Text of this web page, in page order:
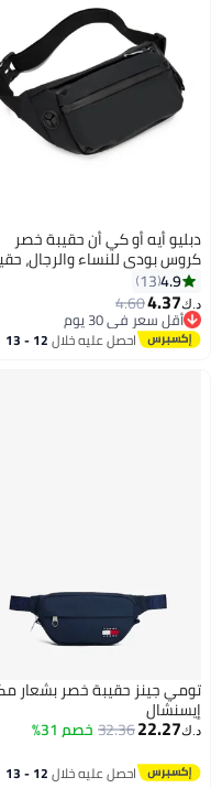
8
دبليو أيه أو كي أن حقيبة خصر
كروس بودي للنساء والرجال،
خصر وحزام أنيقة، حقيبة خصر
رفيعة، حقيبة صدر مقاومة للماء
مع حزام قابل للتعديل للسفر
والمشي والجري والتنزه وركوب
4.9
13
د.ك‏4.37
4.60
أقل سعر في 30 يوم
أقل سعر في 30 يوماحصل عليه خلال 12 - 13
تومي جينز حقيبة خصر بشعار
إيسنشال
د.ك‏22.27
32.36خصم 31%
احصل عليه خلال 12 - 13